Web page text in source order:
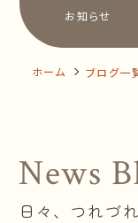
お知らせ
ホーム ブログ一
News
日々、つれづ